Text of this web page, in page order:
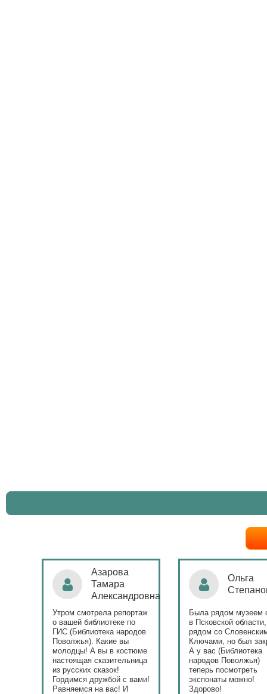
Ольга
Степанова
Была рядом музеем сето
в Псковской области,
рядом со Словенскими
Ключами, но был закрыт.
А у вас (Библиотека
народов Поволжья)
теперь посмотреть
экспонаты можно!
Здорово!
Наталья
Поздравляю
народов Поволжья с
уникальным стартом
тематического года!
и остальные
приносят людям